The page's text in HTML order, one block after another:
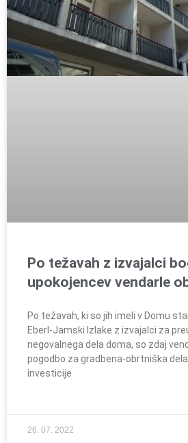
Po težavah z izvajalci
upokojencev vendarle
Po težavah, ki so jih imeli v Domu
Eberl-Jamski Izlake z izvajalci za
negovalnega dela doma, so zdaj
pogodbo za gradbena-obrtniška
investicije
26. 07. 2022